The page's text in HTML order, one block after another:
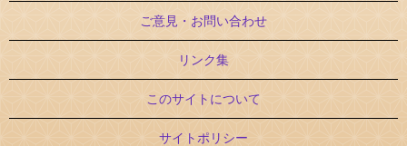
ご意見・お問い合わせ
リンク集
このサイトについて
サイトポリシー